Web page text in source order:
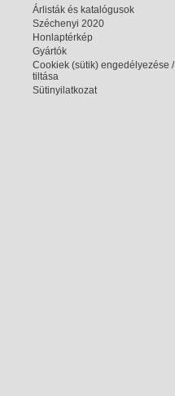
Árlisták és katalógusok
Széchenyi 2020
Honlaptérkép
Gyártók
Cookiek (sütik) engedélyezése /
tiltása
Sütinyilatkozat